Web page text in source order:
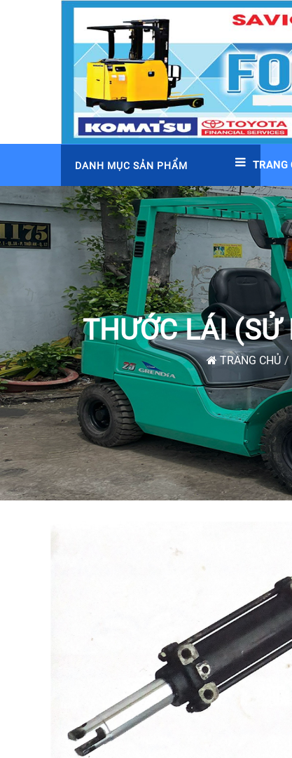
DANH MỤC SẢN PHẨM TRANG
THƯỚC LÁI (SỬ
TRANG CHỦ